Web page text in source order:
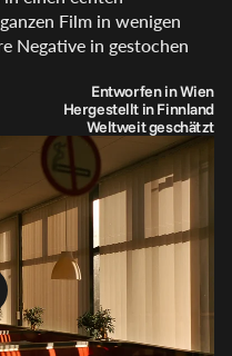
Film in wenigen
Negative in gestochen
Entworfen in Wien
Hergestellt in Finnland
Weltweit geschätzt